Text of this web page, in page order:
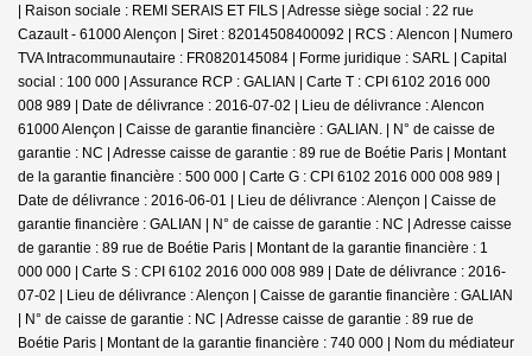
| Raison sociale : REMI SERAIS ET FILS | Adresse siège social : 22 rue
Cazault - 61000 Alençon | Siret : 82014508400092 | RCS : Alencon | Numero
TVA Intracommunautaire : FR0820145084 | Forme juridique : SARL | Capital
social : 100 000 | Assurance RCP : GALIAN | Carte T : CPI 6102 2016 000
008 989 | Date de délivrance : 2016-07-02 | Lieu de délivrance : Alencon
61000 Alençon | Caisse de garantie financière : GALIAN. | N° de caisse de
garantie : NC | Adresse caisse de garantie : 89 rue de Boétie Paris | Montant
de la garantie financière : 500 000 | Carte G : CPI 6102 2016 000 008 989 |
Date de délivrance : 2016-06-01 | Lieu de délivrance : Alençon | Caisse de
garantie financière : GALIAN | N° de caisse de garantie : NC | Adresse caisse
de garantie : 89 rue de Boétie Paris | Montant de la garantie financière : 1
000 000 | Carte S : CPI 6102 2016 000 008 989 | Date de délivrance : 2016-
07-02 | Lieu de délivrance : Alençon | Caisse de garantie financière : GALIAN
| N° de caisse de garantie : NC | Adresse caisse de garantie : 89 rue de
Boétie Paris | Montant de la garantie financière : 740 000 | Nom du médiateur